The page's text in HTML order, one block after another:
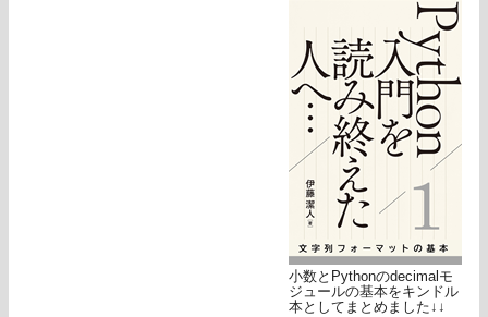
小数とPythonのdecimalモ
ジュールの基本をキンドル
本としてまとめました↓↓